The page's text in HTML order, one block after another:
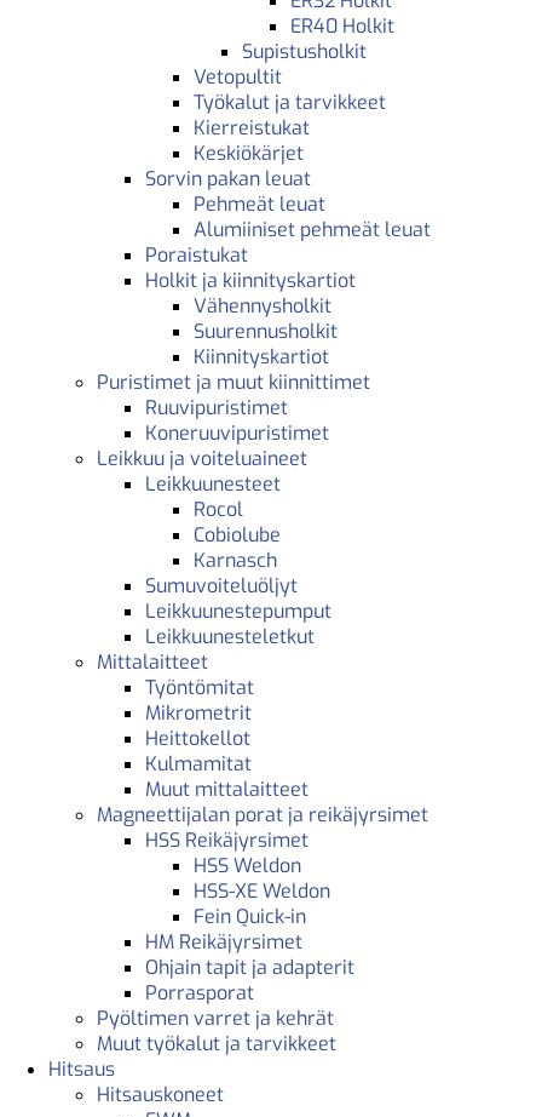
ER40 Holkit
Supistusholkit
Vetopultit
Työkalut ja tarvikkeet
Kierreistukat
Keskiökärjet
Sorvin pakan leuat
Pehmeät leuat
Alumiiniset pehmeät leuat
Poraistukat
Holkit ja kiinnityskartiot
Vähennysholkit
Suurennusholkit
Kiinnityskartiot
Puristimet ja muut kiinnittimet
Ruuvipuristimet
Koneruuvipuristimet
Leikkuu ja voiteluaineet
Leikkuunesteet
Rocol
Cobiolube
Karnasch
Sumuvoiteluöljyt
Leikkuunestepumput
Leikkuunesteletkut
Mittalaitteet
Työntömitat
Mikrometrit
Heittokellot
Kulmamitat
Muut mittalaitteet
Magneettijalan porat ja reikäjyrsimet
HSS Reikäjyrsimet
HSS Weldon
HSS-XE Weldon
Fein Quick-in
HM Reikäjyrsimet
Ohjain tapit ja adapterit
Porrasporat
Pyöltimen varret ja kehrät
Muut työkalut ja tarvikkeet
Hitsaus
Hitsauskoneet